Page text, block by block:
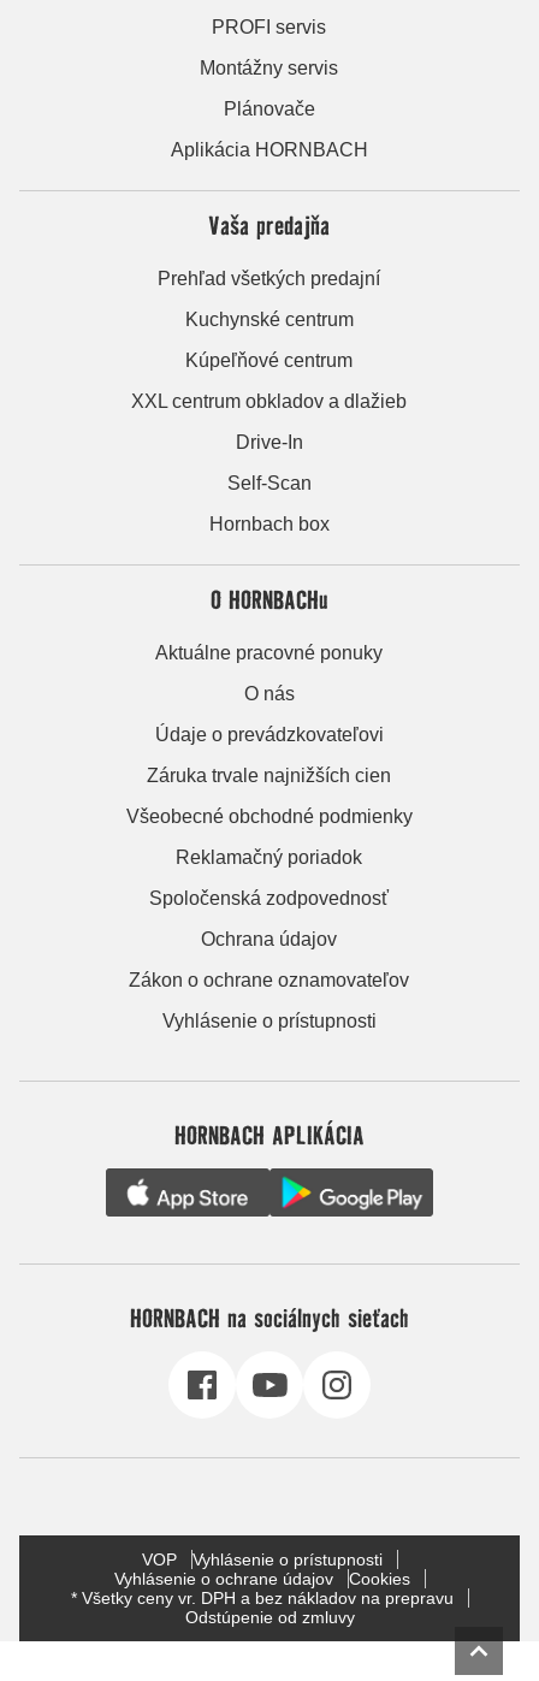
PROFI servis
Montážny servis
Plánovače
Aplikácia HORNBACH
Vaša predajňa
Prehľad všetkých predajní
Kuchynské centrum
Kúpeľňové centrum
XXL centrum obkladov a dlažieb
Drive-In
Self-Scan
Hornbach box
O HORNBACHu
Aktuálne pracovné ponuky
O nás
Údaje o prevádzkovateľovi
Záruka trvale najnižších cien
Všeobecné obchodné podmienky
Reklamačný poriadok
Spoločenská zodpovednosť
Ochrana údajov
Zákon o ochrane oznamovateľov
Vyhlásenie o prístupnosti
HORNBACH APLIKÁCIA
HORNBACH na sociálnych sieťach
VOP
Vyhlásenie o prístupnosti
Vyhlásenie o ochrane údajov
Cookies
* Všetky ceny vr. DPH a bez nákladov na prepravu
Odstúpenie od zmluvy